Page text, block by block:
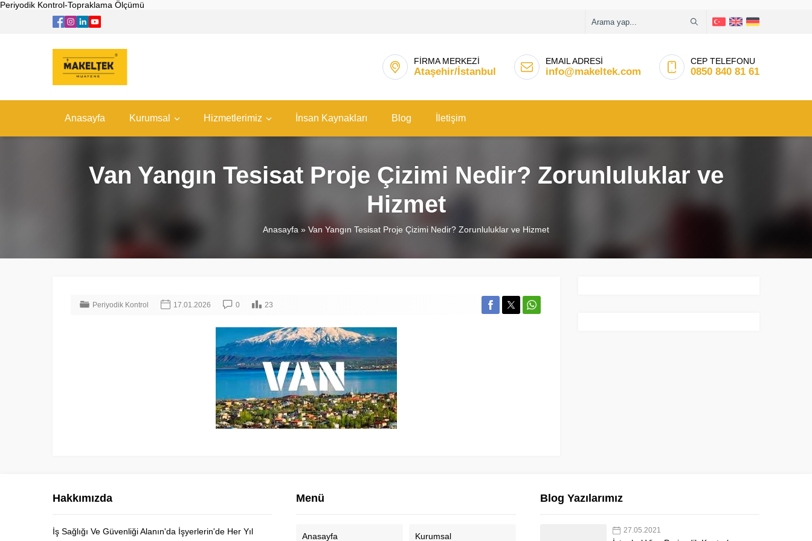
Periyodik Kontrol-Topraklama Ölçümü
FİRMA MERKEZİ
Ataşehir/İstanbul
EMAIL ADRESİ
info@makeltek.com
CEP TELEFONU
0850 840 81 61
Anasayfa Kurumsal Hizmetlerimiz İnsan Kaynakları Blog İletişim
Van Yangın Tesisat Proje Çizimi Nedir? Zorunluluklar ve
Hizmet
Anasayfa » Van Yangın Tesisat Proje Çizimi Nedir? Zorunluluklar ve Hizmet
Periyodik Kontrol 17.01.2026 0 23
Hakkımızda
İş Sağlığı Ve Güvenliği Alanın'da İşyerlerin'de Her Yıl
Menü
Anasayfa Kurumsal
Blog Yazılarımız
27.05.2021